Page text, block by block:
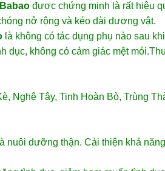
được chứng minh là rất hiệu
nở rộng và kéo dài dương vật.
là không có tác dụng phụ nào sau
dục, không có cảm giác mệt mỏi.
Nghệ Tây, Tinh Hoàn Bò, Trùng
dưỡng thận. Cải thiện khả